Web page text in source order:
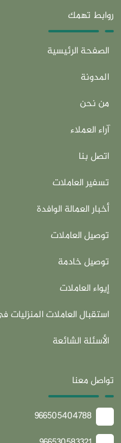
روابط تهمك
الصفحة الرئيسية
المدونة
من نحن
آراء العملاء
اتصل بنا
تسفير العاملات
أخبار العمالة الوافدة
توصيل العاملات
توصيل خادمة
إيواء العاملات
استقبال العاملات المنزليات
الأسئلة الشائعة
تواصل معنا
966505404788